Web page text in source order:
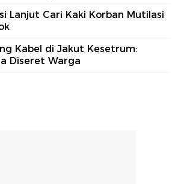
Lanjut Cari Kaki Korban Mutilasi
Kabel di Jakut Kesetrum:
Diseret Warga